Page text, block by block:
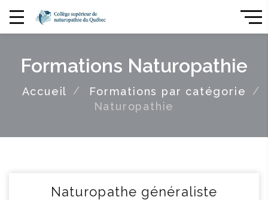
Formations Naturopathie
Accueil
Formations par catégorie
Naturopathie
Naturopathe généraliste